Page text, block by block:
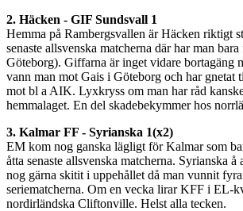
2. Häcken - GIF Sundsvall 1
Hemma på Rambergsvallen är Häcken riktigt
senaste allsvenska matcherna där har man
Göteborg). Giffarna är inget vidare bortagäng
vann man mot Gais i Göteborg och har gnetat
mot bl a AIK. Lyxkryss om man har råd
hemmalaget. En del skadebekymmer hos
3. Kalmar FF - Syrianska 1(x2)
EM kom nog ganska lägligt för Kalmar som
åtta senaste allsvenska matcherna. Syrianska å
nog gärna skitit i uppehållet då man vunnit fyra
seriematcherna. Om en vecka lirar KFF i EL-
nordirländska Cliftonville. Helst alla tecken.